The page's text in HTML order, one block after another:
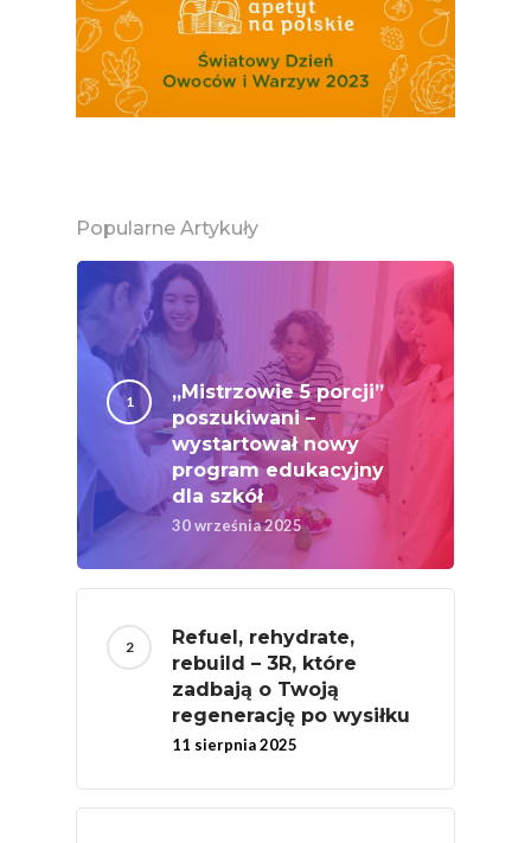
Popularne Artykuły
„Mistrzowie 5 porcji”
poszukiwani –
wystartował nowy
program edukacyjny
dla szkół
30 września 2025
Refuel, rehydrate,
rebuild – 3R, które
zadbają o Twoją
regenerację po wysiłku
11 sierpnia 2025
Naturalnie, Że
MOC POLSKICH
# Wybieram
Certyfikowany
Narodowe Badania
Konsumpcji Warzyw
Owoców
Nutriscore Fakty
Federacja
Związków
Rolnych – Ziemniaki
Jedz Owoce I
Skrywa!
Festiwal Młody
Ziemniak
Owoce